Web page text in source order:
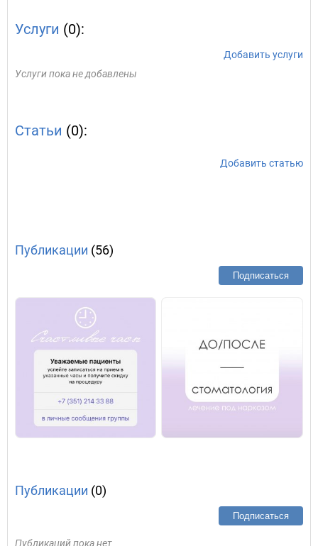
Услуги (0):
Добавить услуги
Услуги пока не добавлены
Статьи (0):
Добавить статью
Публикации (56)
Подписаться
Публикации (0)
Подписаться
Публикаций пока нет